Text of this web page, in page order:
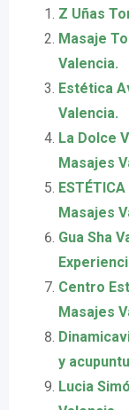
Z Uñas
Masaje
Valencia.
Estética
Valencia.
La Dolce
Masajes
Masajes
Gua Sha
Centro
Masajes
y
Lucia